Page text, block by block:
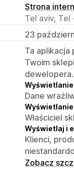
Strona
Tel aviv, Tel
23
Ta aplikacja
Twoim
dewelopera.
Dane
Właściciel
Wyświetlaj i
Klienci,
Zobacz